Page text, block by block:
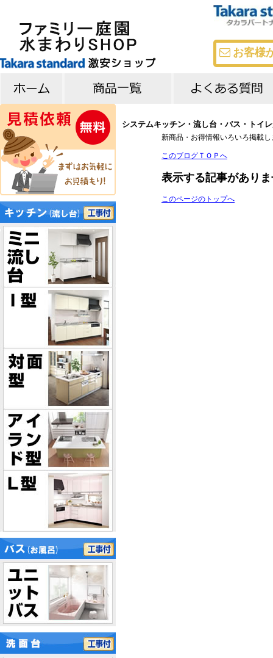
お客様
システムキッチン・流し台・バス・ト
キッチン
バス
洗面台 よくある質問
メーカー比較
新商品・お得情報いろいろ掲載し
このブログＴＯＰへ
表示する記事があり
このページのトップへ